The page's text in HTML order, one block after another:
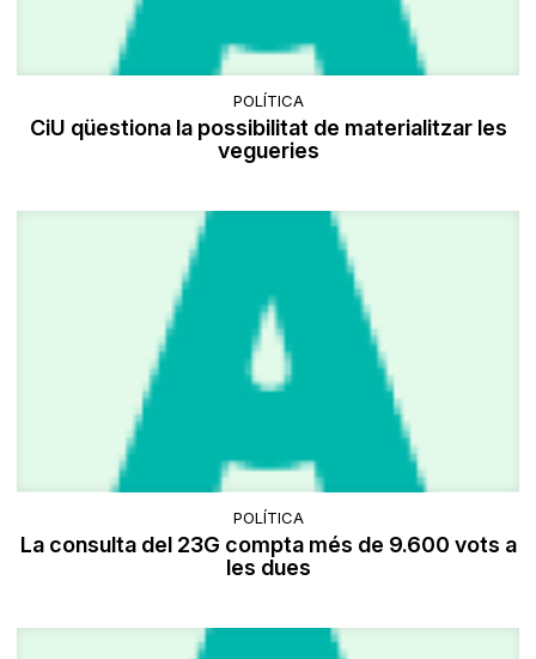
POLÍTICA
CiU qüestiona la possibilitat de materialitzar les
vegueries
POLÍTICA
La consulta del 23G compta més de 9.600 vots a
les dues